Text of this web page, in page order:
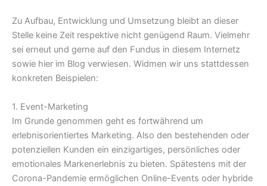
Zu Aufbau, Entwicklung und Umsetzung bleibt an dieser
Stelle keine Zeit respektive nicht genügend Raum. Vielmehr
sei erneut und gerne auf den Fundus in diesem Internetz
sowie hier im Blog verwiesen. Widmen wir uns stattdessen
konkreten Beispielen:
1. Event-Marketing
Im Grunde genommen geht es fortwährend um
erlebnisorientiertes Marketing. Also den bestehenden oder
potenziellen Kunden ein einzigartiges, persönliches oder
emotionales Markenerlebnis zu bieten. Spätestens mit der
Corona-Pandemie ermöglichen Online-Events oder hybride